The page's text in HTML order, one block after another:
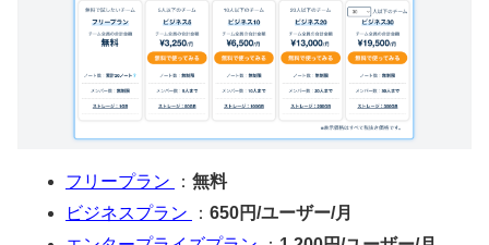
フリープラン ： 無料
ビジネスプラン
： 650円/ユーザー/月